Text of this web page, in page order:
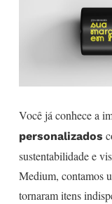
Você já conhece a
personalizados
sustentabilidade e
Medium, contamos
tornaram itens